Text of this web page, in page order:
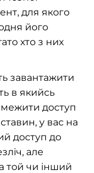
для якого
його
хто з них
завантажити
в якийсь
доступ
у вас на
доступ до
але
той чи інший